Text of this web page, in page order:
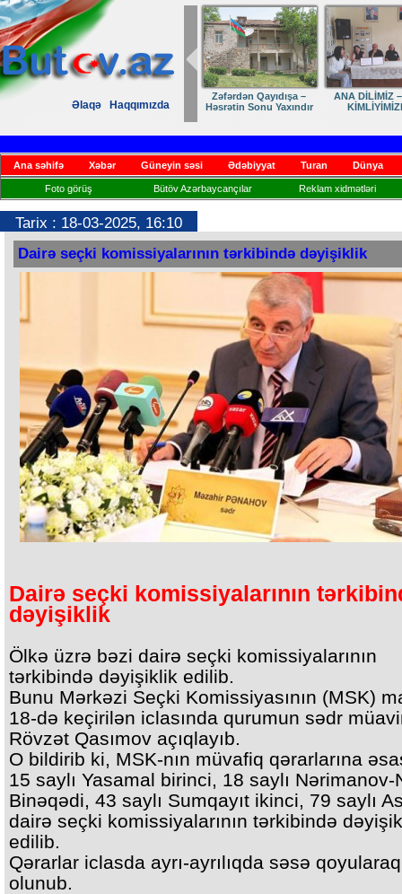
Əlaqə Haqqımızda
Zəfərdən Qayıdışa –
Həsrətin Sonu Yaxındır
ANA DİLİMİZ
Ana səhifə Xəbər Güneyin səsi Ədəbiyyat Turan Dünya
Foto görüş Bütöv Azərbaycançılar Reklam xidmətləri
Tarix : 18-03-2025, 16:10
Dairə seçki komissiyalarının tərkibində dəyişiklik
Dairə seçki komissiyalarının
dəyişiklik
Ölkə üzrə bəzi dairə seçki komissiyalarının
tərkibində dəyişiklik edilib.
Bunu Mərkəzi Seçki Komissiyasının (MSK)
18-də keçirilən iclasında qurumun sədr
Rövzət Qasımov açıqlayıb.
O bildirib ki, MSK-nın müvafiq qərarlarına
15 saylı Yasamal birinci, 18 saylı Nərimanov-
Binəqədi, 43 saylı Sumqayıt ikinci, 79 saylı
dairə seçki komissiyalarının tərkibində
edilib.
Qərarlar iclasda ayrı-ayrılıqda səsə
olunub.